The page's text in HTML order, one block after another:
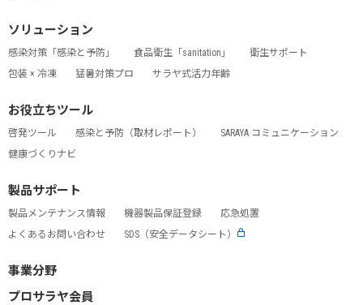
ソリューション
感染対策「感染と予防」 食品衛生「sanitation」
衛生サポート
包装 × 冷凍
猛暑対策プロ サラヤ式活力年齢
お役立ちツール
啓発ツール 感染と予防（取材レポート）
SARAYA コミュニケーション
健康づくりナビ
製品サポート
製品メンテナンス情報 機器製品保証登録
応急処置
よくあるお問い合わせ
SDS（安全データシート）
事業分野
プロサラヤ会員